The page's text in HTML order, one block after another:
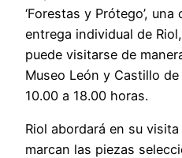
‘Forestas y Prótego’, una
entrega individual de Riol,
puede visitarse de
Museo León y Castillo
10.00 a 18.00 horas.
Riol abordará en su
marcan las piezas